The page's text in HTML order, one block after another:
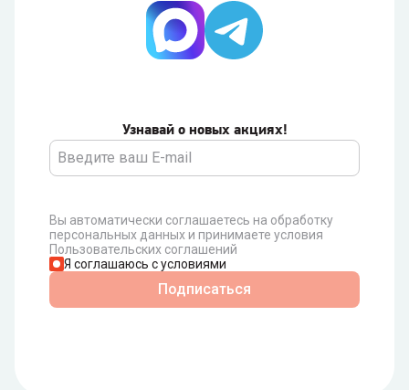
Узнавай о новых акциях!
Вы автоматически соглашаетесь на обработку
персональных данных и принимаете условия
Пользовательских соглашений
Я соглашаюсь с условиями
Подписаться